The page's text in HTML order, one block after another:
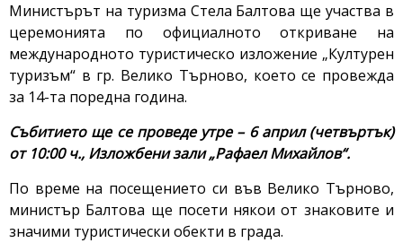
Министърът на туризма Стела Балтова ще участва в
церемонията по официалното откриване на
международното туристическо изложение „Културен
туризъм“ в гр. Велико Търново, което се провежда
за 14-та поредна година.
Събитието ще се проведе утре – 6 април (четвъртък)
от 10:00 ч., Изложбени зали „Рафаел Михайлов“.
По време на посещението си във Велико Търново,
министър Балтова ще посети някои от знаковите и
значими туристически обекти в града.